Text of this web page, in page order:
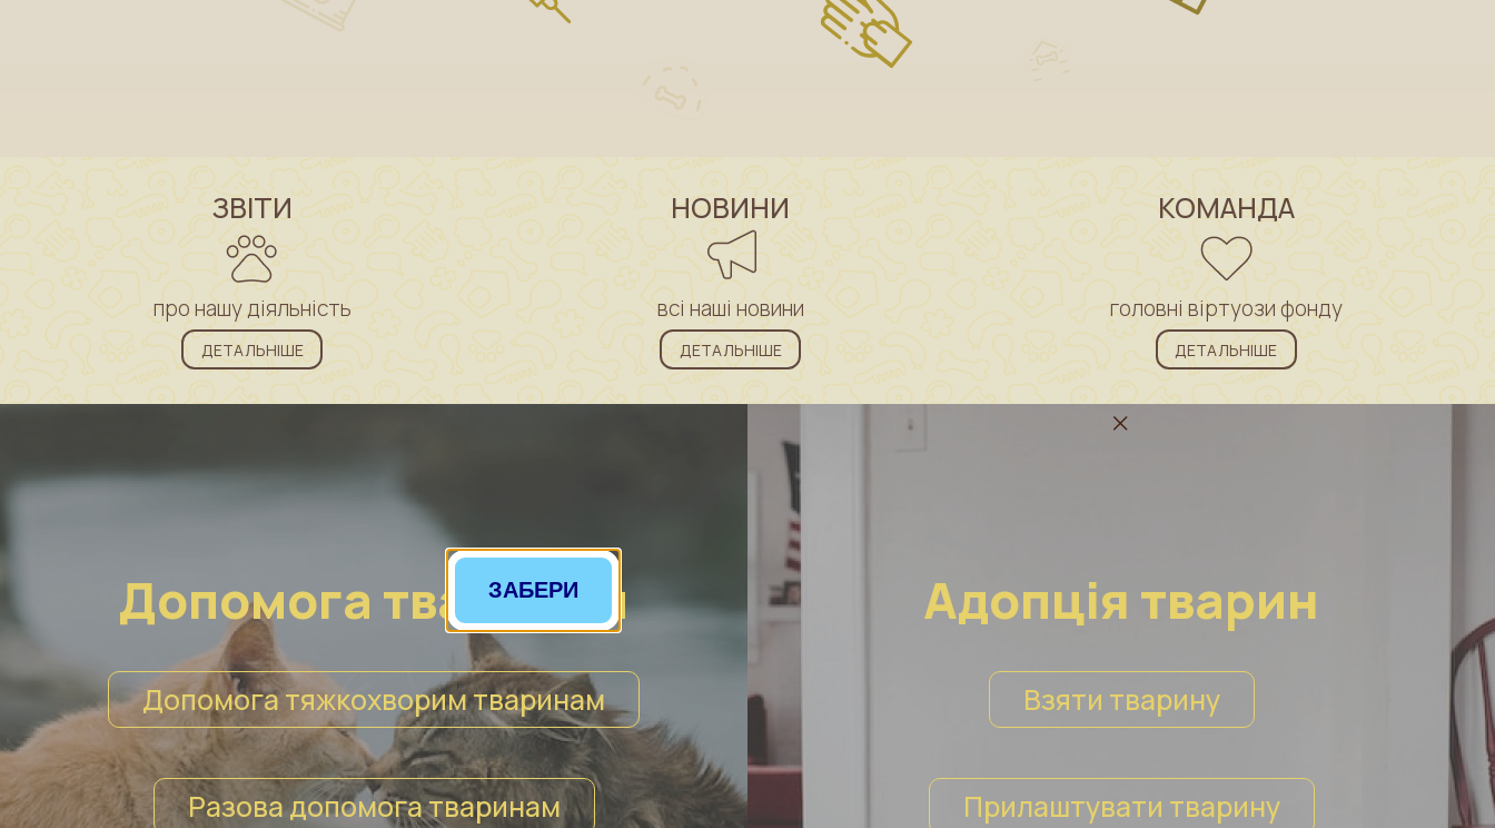
ЗВІТИ
про нашу діяльність
ДЕТАЛЬНІШЕ
НОВИНИ
всі наші новини
ДЕТАЛЬНІШЕ
КОМАНДА
головні віртуози фонду
ДЕТАЛЬНІШЕ
Допомога тваринам
Допомога тяжкохворим тваринам
Разова допомога тваринам
Адопція тварин
Взяти тварину
Прилаштувати тварину